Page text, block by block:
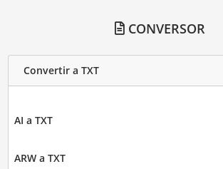
CONVERSOR
Convertir a TXT
AI a TXT
ARW a TXT